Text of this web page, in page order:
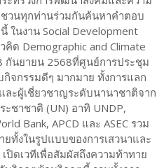
วนทุกท่านร่วมกันค้นหาคำตอบ
ในงาน Social Development
ด Demographic and Climate
กันยายน 2568ที่ศูนย์การประชุม
จกรรมดีๆ มากมาย ทั้งการแลก
ละผู้เชี่ยวชาญระดับนานาชาติจาก
ชาชาติ (UN) อาทิ UNDP,
Bank, APCD และ ASEC รวม
ยทั้งในรูปแบบของการเสวนาและ
ปิดเวทีเพื่อสัมผัสถึงความท้าทาย